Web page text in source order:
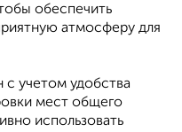
обеспечить
атмосферу для
учетом удобства
мест общего
использовать